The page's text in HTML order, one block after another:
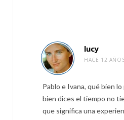
lucy
HACE 12
Pablo e Ivana, qué bien
bien dices el tiempo no
que significa una